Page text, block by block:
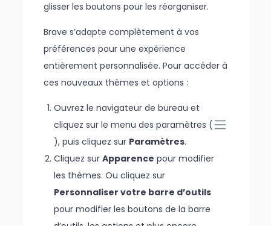
glisser les boutons pour les réorganiser.
Brave s’adapte complètement à vos
préférences pour une expérience
entièrement personnalisée. Pour accéder à
ces nouveaux thèmes et options :
Ouvrez le navigateur de bureau et
cliquez sur le menu des paramètres (
), puis cliquez sur Paramètres.
Cliquez sur Apparence pour modifier
les thèmes. Ou cliquez sur
Personnaliser votre barre d’outils
pour modifier les boutons de la barre